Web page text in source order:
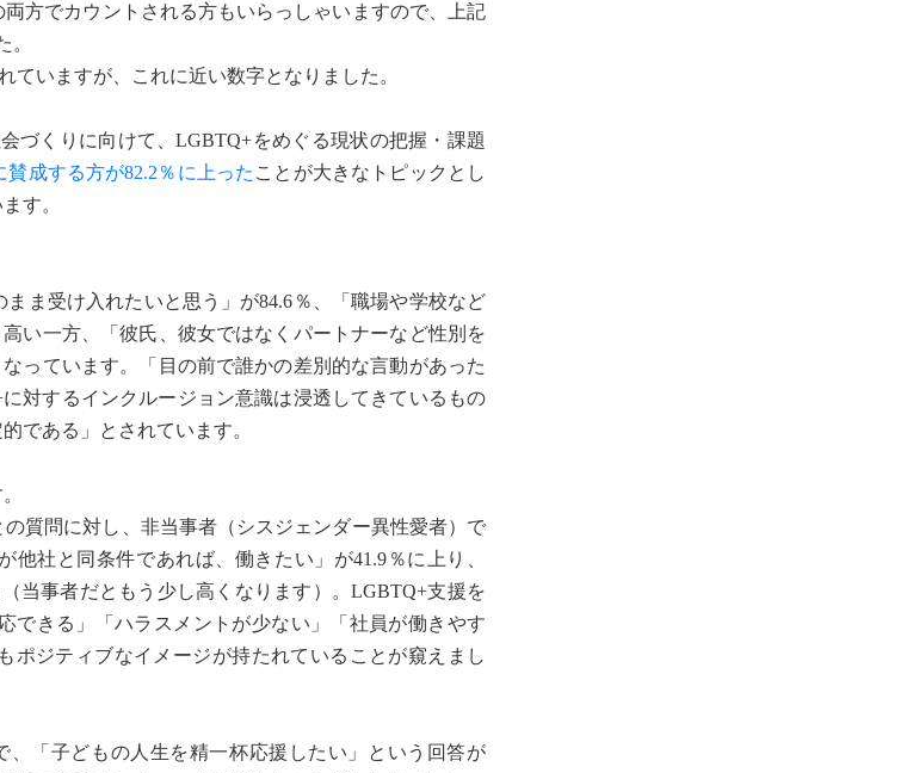
方でカウントされる方もいらっしゃいますので、上記
。
ていますが、これに近い数字となりました。
づくりに向けて、LGBTQ+をめぐる現状の把握・課題
賛成する方が82.2％に上った ことが大きなトピックとし
す。
ま受け入れたいと思う」が84.6％、「職場や学校など
い一方、「彼氏、彼女ではなくパートナーなど性別を
っています。「目の前で誰かの差別的な言動があった
対するインクルージョン意識は浸透してきているもの
である」とされています。
質問に対し、非当事者（シスジェンダー異性愛者）で
社と同条件であれば、働きたい」が41.9％に上り、
当事者だともう少し高くなります）。LGBTQ+支援を
できる」「ハラスメントが少ない」「社員が働きやす
ポジティブなイメージが持たれていることが窺えまし
「子どもの人生を精一杯応援したい」という回答が